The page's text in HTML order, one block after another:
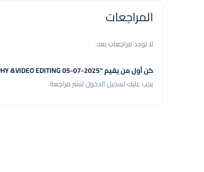
المراجعات
لا توجد مراجعات بعد.
كن أول من يقيم “MOBILE PHOTOGRAPHY &VIDEO EDITING 05-07-2025”
يجب عليكتسجيل الدخوللنشر مراجعة.